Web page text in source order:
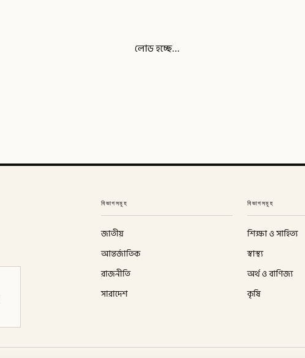
লোড হচ্ছে…
বিভাগসমূহ
জাতীয়
আন্তর্জাতিক
রাজনীতি
সারাদেশ
বিভাগসমূহ
শিক্ষা ও সাহিত্য
স্বাস্থ্য
অর্থ ও বাণিজ্য
কৃষি